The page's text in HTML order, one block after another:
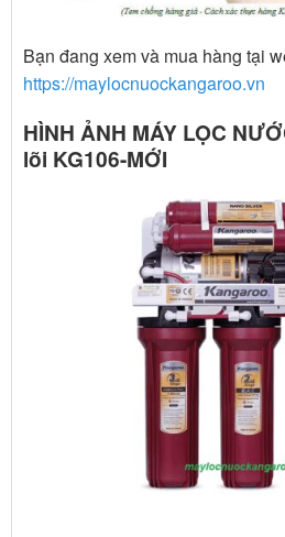
Bạn đang xem và mua hàng tại
https://maylocnuockangaroo.vn
HÌNH ẢNH MÁY LỌC
lõi KG106-MỚI